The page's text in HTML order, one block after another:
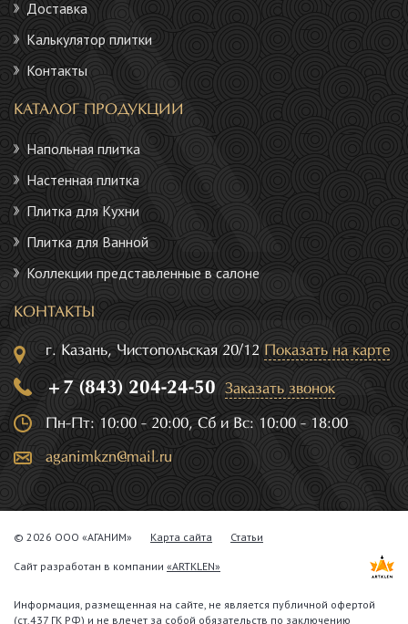
Доставка
Калькулятор плитки
Контакты
КАТАЛОГ ПРОДУКЦИИ
Напольная плитка
Настенная плитка
Плитка для Кухни
Плитка для Ванной
Коллекции представленные в салоне
КОНТАКТЫ
г. Казань, Чистопольская 20/12 Показать на карте
+7 (843) 204-24-50 Заказать звонок
Пн-Пт: 10:00 - 20:00, Сб и Вс: 10:00 - 18:00
aganimkzn@mail.ru
© 2026 ООО «АГАНИМ» Карта сайта Статьи
Сайт разработан в компании «ARTKLEN»
Информация, размещенная на сайте, не является публичной офертой
(ст.437 ГК РФ) и не влечет за собой обязательств по заключению